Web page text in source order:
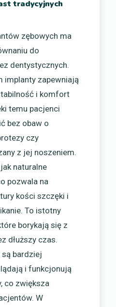
tradycyjnych
zębowych ma
do
dentystycznych.
implanty zapewniają
i komfort
temu pacjenci
bez obaw o
czy
z jej noszeniem.
naturalne
pozwala na
kości szczęki i
To istotny
borykają się z
dłuższy czas.
bardziej
i funkcjonują
co zwiększa
W